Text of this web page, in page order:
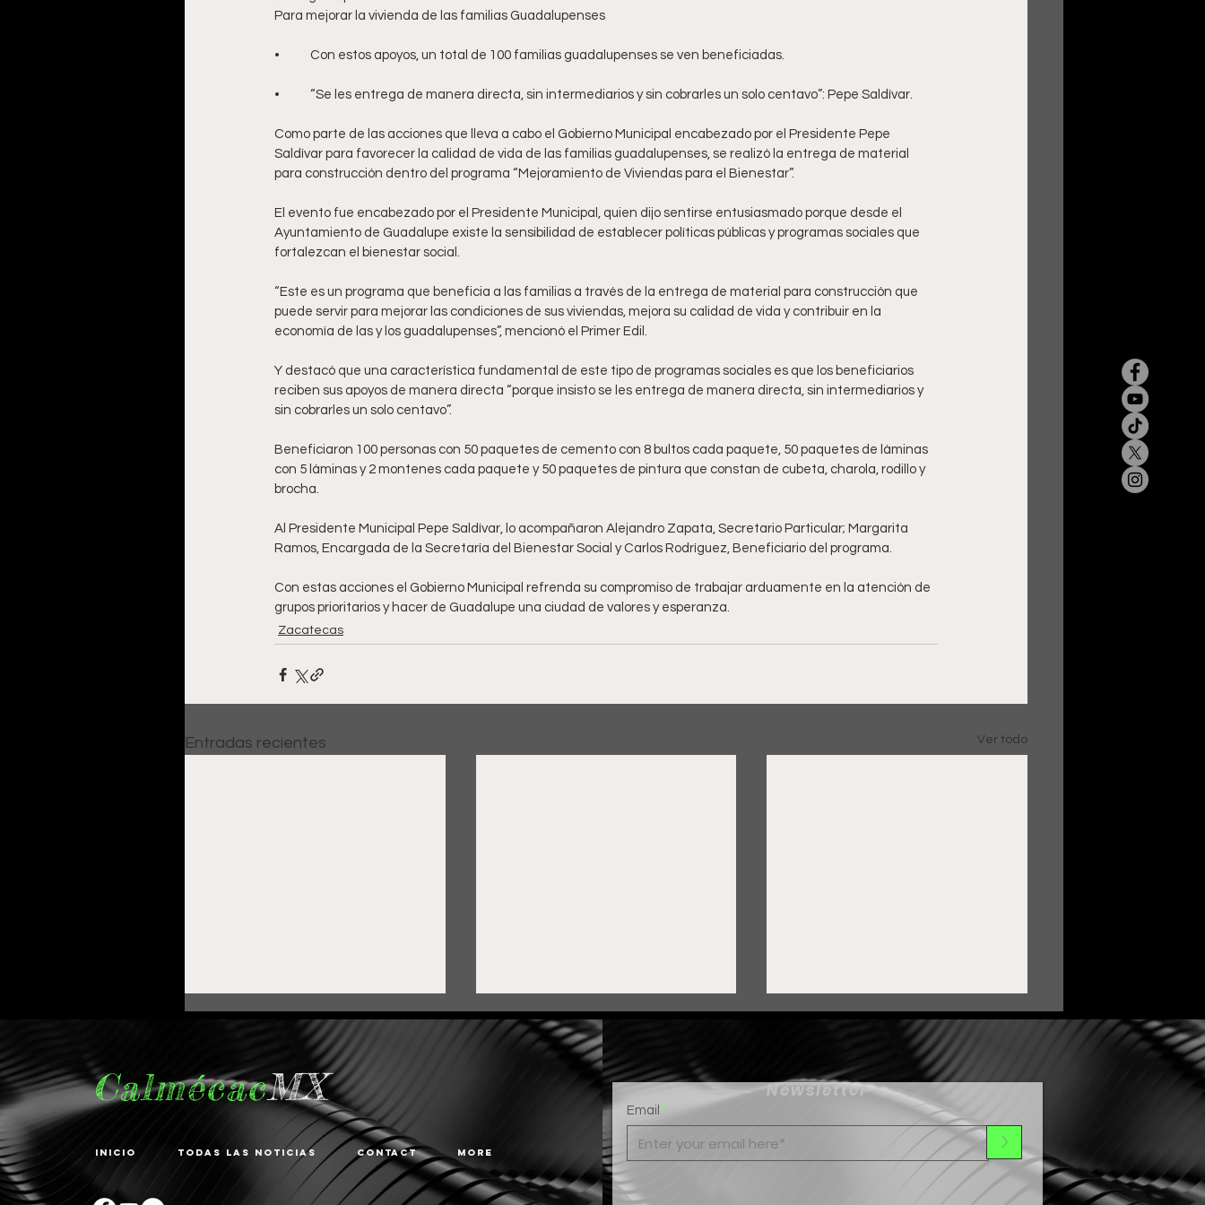
Para mejorar la vivienda de las familias Guadalupenses
•	Con estos apoyos, un total de 100 familias guadalupenses se ven beneficiadas.
•	“Se les entrega de manera directa, sin intermediarios y sin cobrarles un solo centavo”: Pepe Saldívar.
Como parte de las acciones que lleva a cabo el Gobierno Municipal encabezado por el Presidente Pepe
Saldívar para favorecer la calidad de vida de las familias guadalupenses, se realizó la entrega de material
para construcción dentro del programa “Mejoramiento de Viviendas para el Bienestar”.
El evento fue encabezado por el Presidente Municipal, quien dijo sentirse entusiasmado porque desde el
Ayuntamiento de Guadalupe existe la sensibilidad de establecer políticas públicas y programas sociales que
fortalezcan el bienestar social.
“Este es un programa que beneficia a las familias a través de la entrega de material para construcción que
puede servir para mejorar las condiciones de sus viviendas, mejora su calidad de vida y contribuir en la
economía de las y los guadalupenses”, mencionó el Primer Edil.
Y destacó que una característica fundamental de este tipo de programas sociales es que los beneficiarios
reciben sus apoyos de manera directa “porque insisto se les entrega de manera directa, sin intermediarios y
sin cobrarles un solo centavo”.
Beneficiaron 100 personas con 50 paquetes de cemento con 8 bultos cada paquete, 50 paquetes de láminas
con 5 láminas y 2 montenes cada paquete y 50 paquetes de pintura que constan de cubeta, charola, rodillo y
brocha.
Al Presidente Municipal Pepe Saldívar, lo acompañaron Alejandro Zapata, Secretario Particular; Margarita
Ramos, Encargada de la Secretaría del Bienestar Social y Carlos Rodríguez, Beneficiario del programa.
Con estas acciones el Gobierno Municipal refrenda su compromiso de trabajar arduamente en la atención de
grupos prioritarios y hacer de Guadalupe una ciudad de valores y esperanza.
Zacatecas
Entradas recientes Ver todo
Fortalece Gobierno de
Pepe Saldívar la
Gobierno de Pepe Saldívar
y grupo FEMSA generan
Guardia Nacional ha sido
CalmécacMX
Inicio Todas las noticias Contact More
Newsletter
Email
>